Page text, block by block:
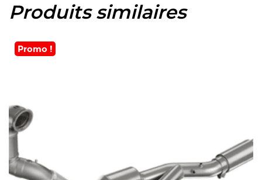
Produits similaires
Promo !